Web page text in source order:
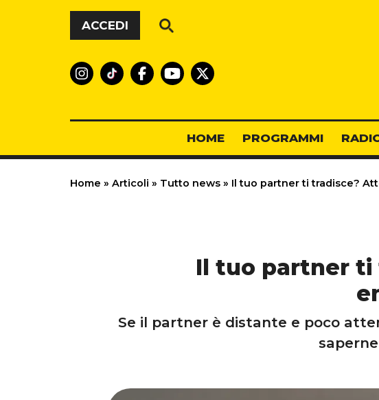
Vai al contenuto
ACCEDI
HOME PROGRAMMI
Home » Articoli » Tutto news » Il tuo partner ti tradisce?
Il tuo partner ti
Se il partner è distante e poco